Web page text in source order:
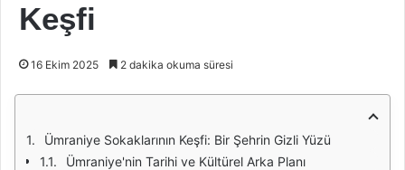
Keşfi
16 Ekim 2025 2 dakika okuma süresi
Ümraniye Sokaklarının Keşfi: Bir Şehrin Gizli Yüzü
Ümraniye'nin Tarihi ve Kültürel Arka Planı